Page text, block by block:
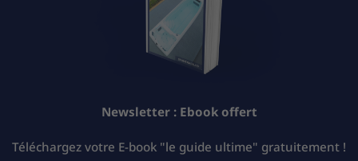
Newsletter : Ebook offert
Téléchargez votre E-book "le guide ultime" gratuitement !